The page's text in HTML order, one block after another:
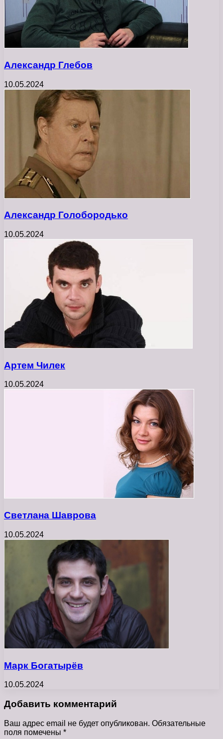
Александр Глебов
10.05.2024
Александр Голобородько
10.05.2024
Артем Чилек
10.05.2024
Светлана Шаврова
10.05.2024
Марк Богатырёв
10.05.2024
Добавить комментарий
Ваш адрес email не будет опубликован. Обязательные
поля помечены *